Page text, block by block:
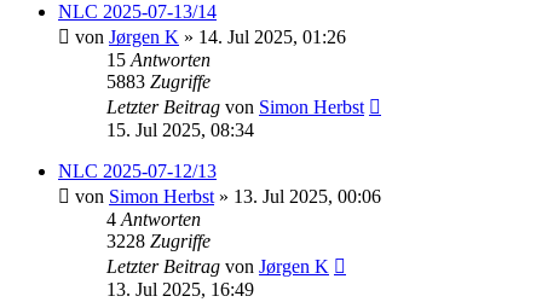
NLC 2025-07-13/14
von Jørgen K » 14. Jul 2025, 01:26
15 Antworten
5883 Zugriffe
Letzter Beitrag von Simon Herbst
15. Jul 2025, 08:34
NLC 2025-07-12/13
von Simon Herbst » 13. Jul 2025, 00:06
4 Antworten
3228 Zugriffe
Letzter Beitrag von Jørgen K
13. Jul 2025, 16:49